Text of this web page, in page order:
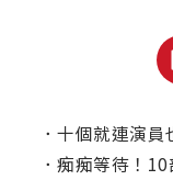
． 十個就連演員
． 痴痴等待！